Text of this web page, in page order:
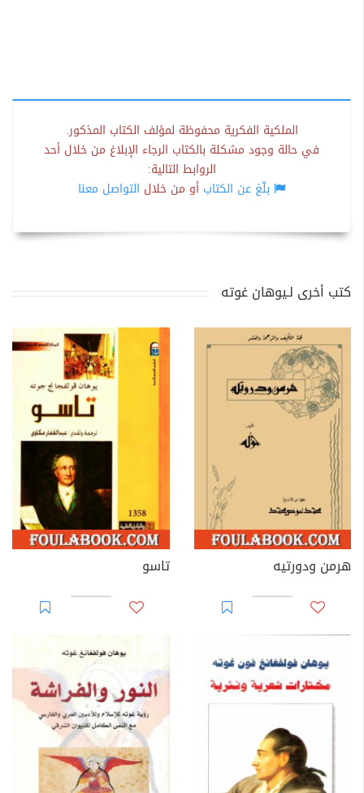
الملكية الفكرية محفوظة لمؤلف الكتاب المذكور.
في حالة وجود مشكلة بالكتاب الرجاء الإبلاغ من خلال أحد
الروابط التالية:
بلّغ عن الكتاب أو من خلال التواصل معنا
كتب أخرى لـيوهان غوته
هرمن ودورتيه تاسو